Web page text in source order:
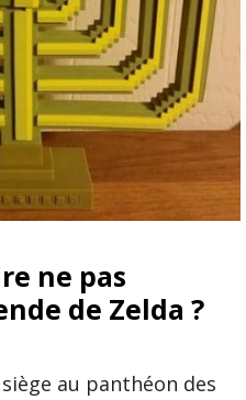
ne pas
de Zelda ?
au panthéon des